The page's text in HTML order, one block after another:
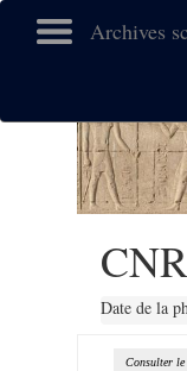
Archives
Date de la
Consulter le